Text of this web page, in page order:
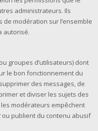
administrateurs. Ils
modération sur l’ensemble
autorisé.
groupes d’utilisateurs) dont
le bon fonctionnement du
des messages, de
et diviser les sujets des
modérateurs empêchent
ou publient du contenu abusif